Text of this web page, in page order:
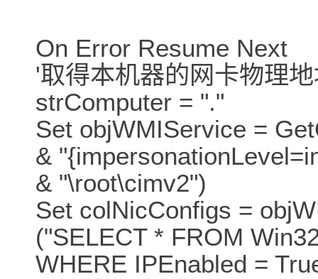
On Error Resume Next
'取得本机器的网卡物理
strComputer = "."
Set objWMIService =
&
& "\root\cimv2")
Set colNicConfigs =
("SELECT * FROM
WHERE IPEnabled =